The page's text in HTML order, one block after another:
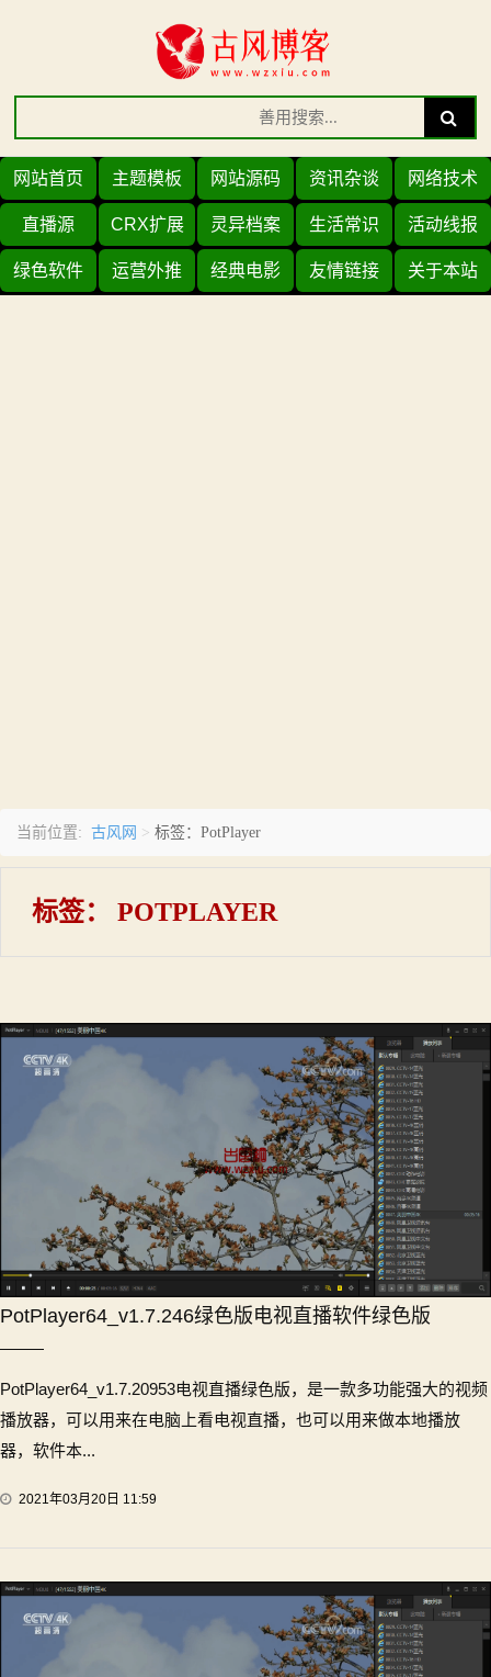
Search
for:
Search
网站首页 主题模板 网站源码 资讯杂谈 网络技术
直播源 CRX扩展 灵异档案 生活常识 活动线报
绿色软件 运营外推 经典电影 友情链接 关于本站
当前位置: 古风网 > 标签：PotPlayer
标签： POTPLAYER
PotPlayer64_v1.7.246绿色版电视直播软件绿色版
PotPlayer64_v1.7.20953电视直播绿色版，是一款多功能强大的视频
播放器，可以用来在电脑上看电视直播，也可以用来做本地播放
器，软件本...
2021年03月20日 11:59